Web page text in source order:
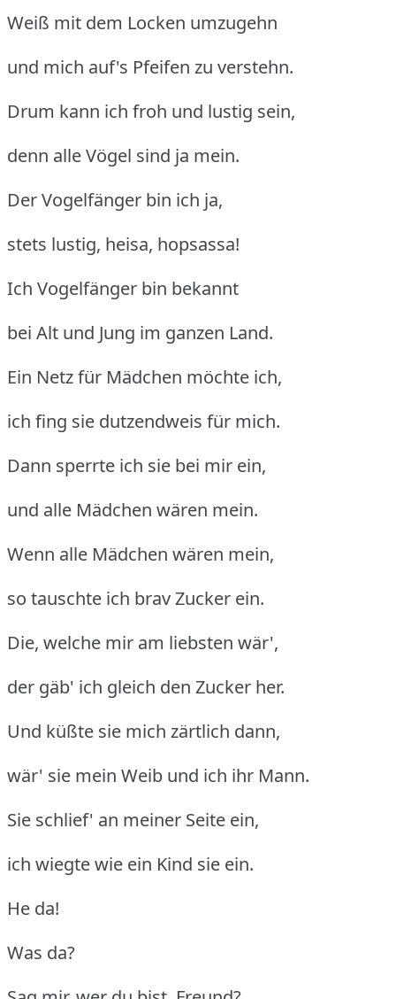
Weiß mit dem Locken umzugehn
und mich auf's Pfeifen zu verstehn.
Drum kann ich froh und lustig sein,
denn alle Vögel sind ja mein.
Der Vogelfänger bin ich ja,
stets lustig, heisa, hopsassa!
Ich Vogelfänger bin bekannt
bei Alt und Jung im ganzen Land.
Ein Netz für Mädchen möchte ich,
ich fing sie dutzendweis für mich.
Dann sperrte ich sie bei mir ein,
und alle Mädchen wären mein.
Wenn alle Mädchen wären mein,
so tauschte ich brav Zucker ein.
Die, welche mir am liebsten wär',
der gäb' ich gleich den Zucker her.
Und küßte sie mich zärtlich dann,
wär' sie mein Weib und ich ihr Mann.
Sie schlief' an meiner Seite ein,
ich wiegte wie ein Kind sie ein.
He da!
Was da?